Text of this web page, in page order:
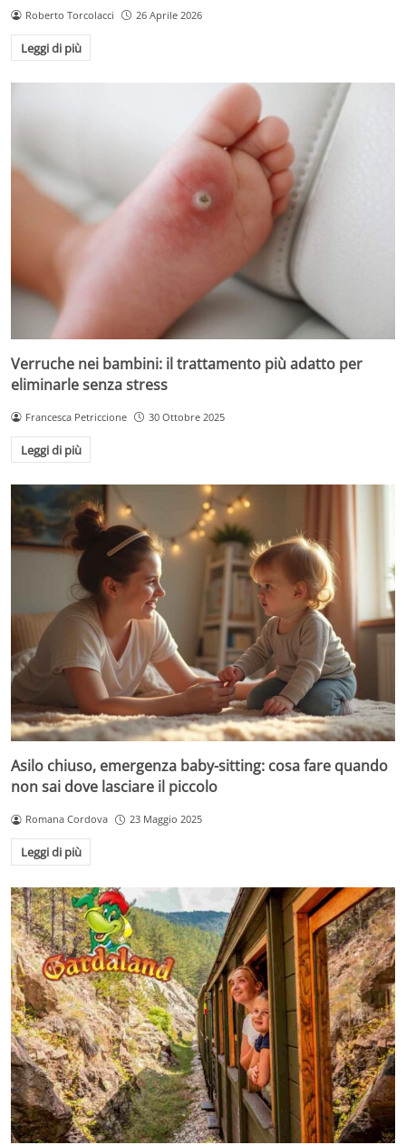
Roberto Torcolacci 26 Aprile 2026
Leggi di più
Verruche nei bambini: il trattamento più adatto per
eliminarle senza stress
Francesca Petriccione 30 Ottobre 2025
Leggi di più
Asilo chiuso, emergenza baby-sitting: cosa fare quando
non sai dove lasciare il piccolo
Romana Cordova 23 Maggio 2025
Leggi di più